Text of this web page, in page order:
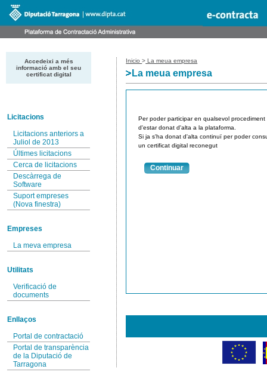
Accedeixi a més
informació amb el seu
certificat digital
Licitacions
Licitacions anteriors a
Juliol de 2013
Últimes licitacions
Cerca de licitacions
Descàrrega de
Software
Suport empreses
(Nova finestra)
Empreses
La meva empresa
Utilitats
Verificació de
documents
Enllaços
Portal de contractació
Portal de transparència
de la Diputació de
Tarragona
Inicio> La meua empresa
La meua empresa
Per poder participar en qualsevol
d'estar donat d'alta a la plataforma.
Si ja s'ha donat d'alta continuï per poder
un certificat digital reconegut
Continuar